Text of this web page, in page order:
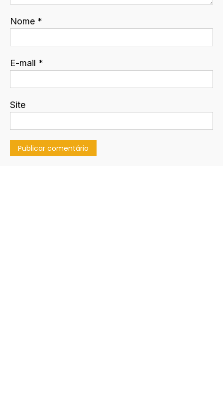
Nome *
E-mail *
Site